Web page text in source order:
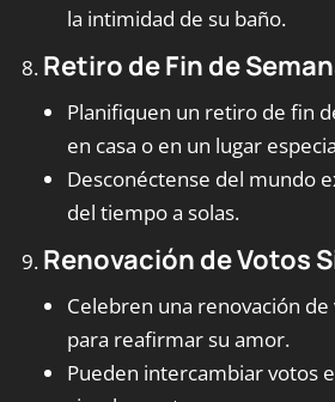
la intimidad de su baño.
Retiro de Fin de
Planifiquen un retiro de fin
en casa o en un lugar
Desconéctense del mundo
del tiempo a solas.
Renovación de Votos
Celebren una renovación
para reafirmar su amor.
Pueden intercambiar votos